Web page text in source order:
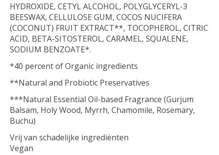
HYDROXIDE, CETYL ALCOHOL, POLYGLYCERYL-3
BEESWAX, CELLULOSE GUM, COCOS NUCIFERA
(COCONUT) FRUIT EXTRACT**, TOCOPHEROL, CITRIC
ACID, BETA-SITOSTEROL, CARAMEL, SQUALENE,
SODIUM BENZOATE*.
*40 percent of Organic ingredients
**Natural and Probiotic Preservatives
***Natural Essential Oil-based Fragrance (Gurjum
Balsam, Holy Wood, Myrrh, Chamomile, Rosemary,
Buchu)
Vrij van schadelijke ingrediënten
Vegan